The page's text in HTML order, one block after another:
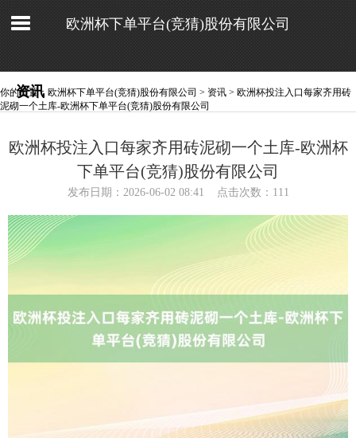
欧洲杯下单平台(竞猜)股份有限公司
资讯
你的位置： 欧洲杯下单平台(竞猜)股份有限公司 > 资讯 > 欧洲杯投注入口每家齐用砖
泥砌一个土库-欧洲杯下单平台(竞猜)股份有限公司
欧洲杯投注入口每家齐用砖泥砌一个土库-欧洲杯
下单平台(竞猜)股份有限公司
发布日期：2026-06-02 08:41 点击次数：111